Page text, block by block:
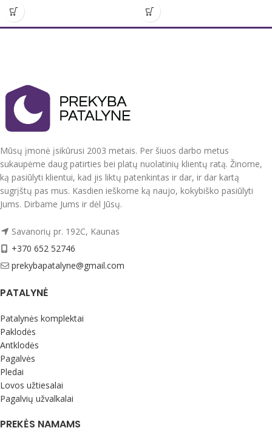
~7cm
Plonas, tvirtas, švelnus.
jaukumo, šilumos, ar kaip paklotas
leidžiant laiką gamtoje.
Priežiūra: skalbti švelniu rėžimu 30
laipsnių temperatūroje.
Pagaminta Ukrainoje.
Svoris 720 gr
Atitinka OEKO-TEX Standart 100
Lengvai prižiūrimas. Skalbiamas 30
laipsnių temperatūroje. Nedžiovinti
džiovyklėje, vietoje to rinkitės
džiovinimą gryname ore.
Rekomenduojame naudoti audinius
Mūsų įmonė įsikūrusi 2003 metais. Per šiuos darbo metus
sukaupėme daug patirties bei platų nuolatinių klientų ratą. Žinome,
ką pasiūlyti klientui, kad jis liktų patenkintas ir dar, ir dar kartą
sugrįštų pas mus. Kasdien ieškome ką naujo, kokybiško pasiūlyti
Jums. Dirbame Jums ir dėl Jūsų.
Savanorių pr. 192C, Kaunas
+370 652 52746
prekybapatalyne@gmail.com
PATALYNĖ
Patalynės komplektai
Paklodės
Antklodės
Pagalvės
Pledai
Lovos užtiesalai
Pagalvių užvalkalai
PREKĖS NAMAMS